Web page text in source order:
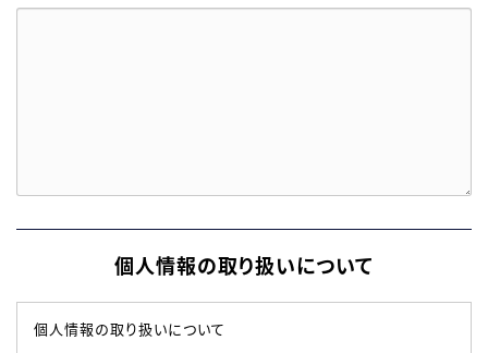
個人情報の取り扱いについて
個人情報の取り扱いについて